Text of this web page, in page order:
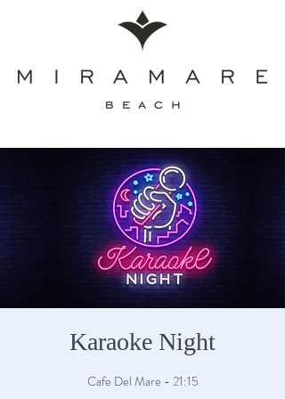
Karaoke Night
Cafe Del Mare - 21:15